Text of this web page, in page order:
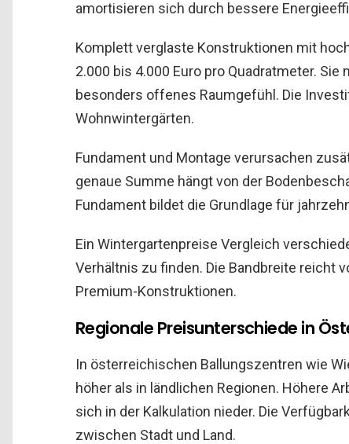
amortisieren sich durch bessere
Komplett verglaste Konstruktionen mit
2.000 bis 4.000 Euro pro Quadratmeter.
besonders offenes Raumgefühl. Die
Wohnwintergärten.
Fundament und Montage verursachen
genaue Summe hängt von der
Fundament bildet die Grundlage für
Ein Wintergartenpreise Vergleich
Verhältnis zu finden. Die Bandbreite reicht
Premium-Konstruktionen.
Regionale Preisunterschiede in
In österreichischen Ballungszentren wie
höher als in ländlichen Regionen. Höhere
sich in der Kalkulation nieder. Die
zwischen Stadt und Land.